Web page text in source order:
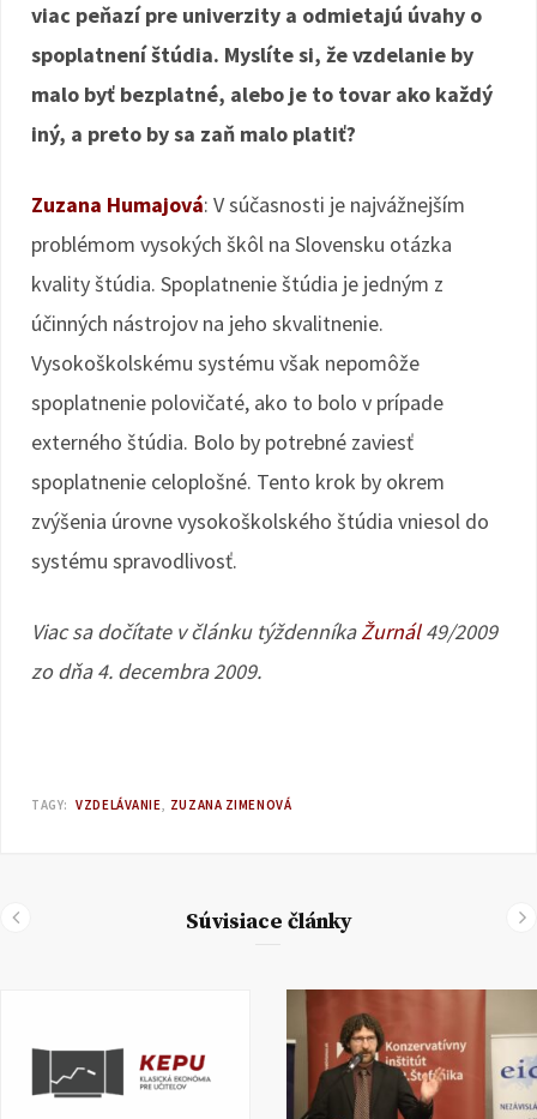
viac peňazí pre univerzity a odmietajú úvahy o
spoplatnení štúdia. Myslíte si, že vzdelanie by
malo byť bezplatné, alebo je to tovar ako každý
iný, a preto by sa zaň malo platiť?
Zuzana Humajová: V súčasnosti je najvážnejším
problémom vysokých škôl na Slovensku otázka
kvality štúdia. Spoplatnenie štúdia je jedným z
účinných nástrojov na jeho skvalitnenie.
Vysokoškolskému systému však nepomôže
spoplatnenie polovičaté, ako to bolo v prípade
externého štúdia. Bolo by potrebné zaviesť
spoplatnenie celoplošné. Tento krok by okrem
zvýšenia úrovne vysokoškolského štúdia vniesol do
systému spravodlivosť.
Viac sa dočítate v článku týždenníkaŽurnál49/2009
zo dňa 4. decembra 2009.
TAGY: VZDELÁVANIE ZUZANA ZIMENOVÁ
Súvisiace články